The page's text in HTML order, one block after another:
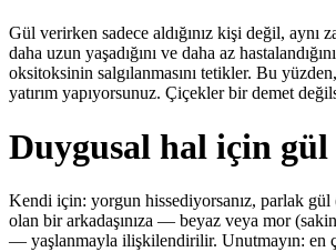
Gül verirken sadece aldığınız kişi değil, aynı
daha uzun yaşadığını ve daha az
oksitoksinin salgılanmasını tetikler. Bu
yatırım yapıyorsunuz. Çiçekler bir demet
Duygusal hal için gül
Kendi için: yorgun hissediyorsanız, parlak gül
olan bir arkadaşınıza — beyaz veya mor
— yaşlanmayla ilişkilendirilir. Unutmayın: en